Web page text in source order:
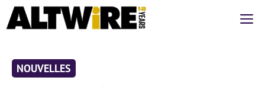
Aller
au
NOUVELLES